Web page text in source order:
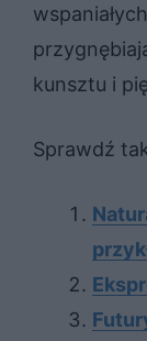
kunsztu i
Sprawdź